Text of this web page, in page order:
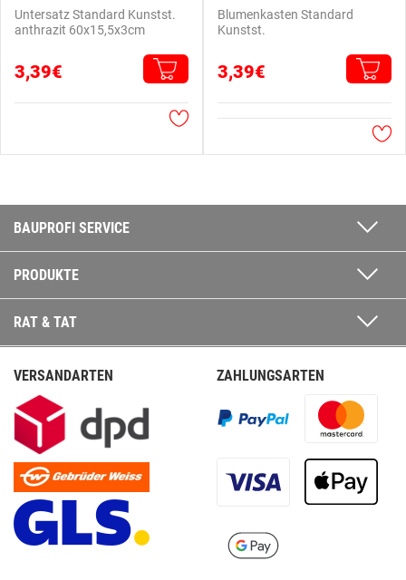
Untersatz Standard Kunstst.
anthrazit 60x15,5x3cm
3,39€
Blumenkasten Standard
Kunstst.
3,39€
BAUPROFI SERVICE
PRODUKTE
RAT & TAT
VERSANDARTEN ZAHLUNGSARTEN